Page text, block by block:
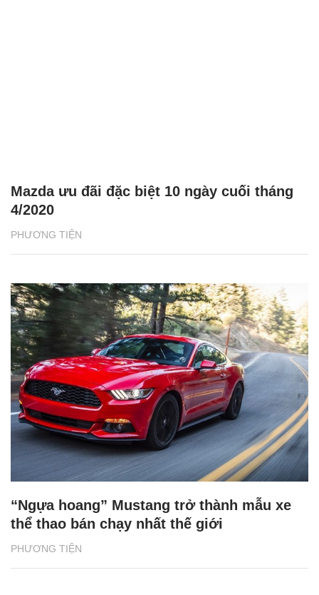
PHƯƠNG TIỆN
Mazda ưu đãi đặc biệt 10 ngày cuối tháng
4/2020
PHƯƠNG TIỆN
“Ngựa hoang” Mustang trở thành mẫu xe
thể thao bán chạy nhất thế giới